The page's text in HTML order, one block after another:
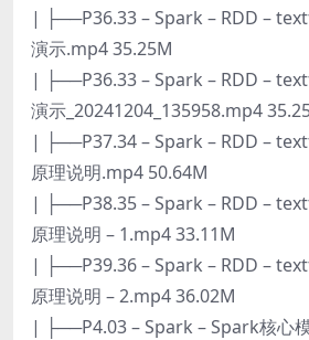
| ├──P36.33 – Spark – RDD –
演示.mp4 35.25M
| ├──P36.33 – Spark – RDD –
演示_20241204_135958.mp4
| ├──P37.34 – Spark – RDD –
原理说明.mp4 50.64M
| ├──P38.35 – Spark – RDD –
原理说明 – 1.mp4 33.11M
| ├──P39.36 – Spark – RDD –
原理说明 – 2.mp4 36.02M
| ├──P4.03 – Spark – Spark核心